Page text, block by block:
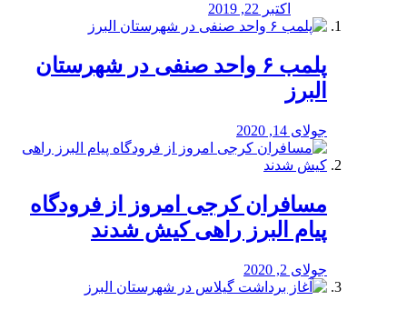
اکتبر 22, 2019
پلمب ۶ واحد صنفی در شهرستان
البرز
جولای 14, 2020
مسافران کرجی امروز از فرودگاه
پیام البرز راهی کیش شدند
جولای 2, 2020